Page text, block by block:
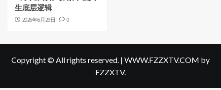
生底层逻辑
2026年6月29日 0
Copyright © All rights reserved. | WWW.FZZXTV.COM by
FZZXTV.